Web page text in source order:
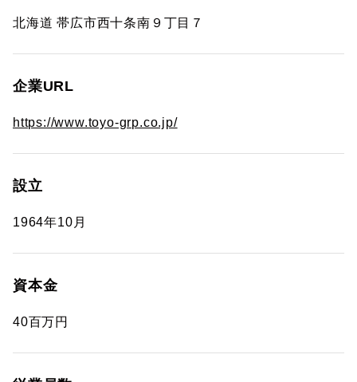
北海道 帯広市西十条南９丁目７
企業URL
https://www.toyo-grp.co.jp/
設立
1964年10月
資本金
40百万円